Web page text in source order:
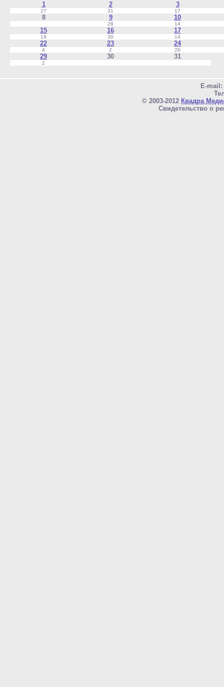
1 2 3
27 31 17
8 9 10
28 14
15 16 17
19 30 14
22 23 24
4 2 26
29 30 31
2
E-mail:
© 2003-2012 Квадра
Свидетельство о